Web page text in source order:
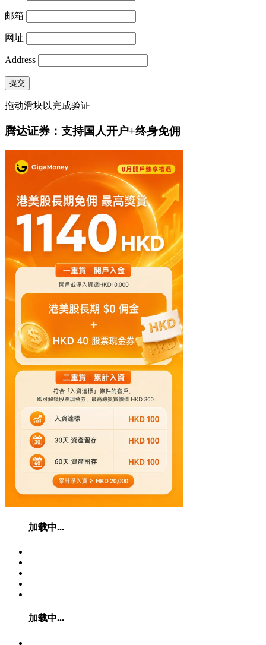
邮箱
网址
Address
提交
拖动滑块以完成验证
腾达证券：支持国人开户+终身免佣
加载中...
加载中...